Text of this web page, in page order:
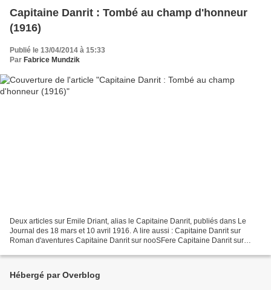
Capitaine Danrit : Tombé au champ d'honneur
(1916)
Publié le 13/04/2014 à 15:33
Par Fabrice Mundzik
Deux articles sur Emile Driant, alias le Capitaine Danrit, publiés dans Le
Journal des 18 mars et 10 avril 1916. A lire aussi : Capitaine Danrit sur
Roman d'aventures Capitaine Danrit sur nooSFere Capitaine Danrit sur
Hébergé par Overblog